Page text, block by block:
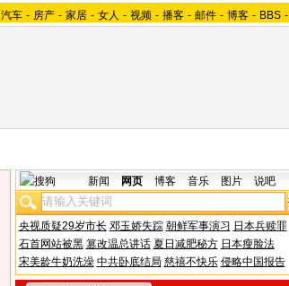
汽车 - 房产 - 家居 - 女人 - 视频 - 播客 - 邮件 - 博客 - BBS -
新闻 网页 博客 音乐 图片 说吧
央视质疑29岁市长 邓玉娇失踪 朝鲜军事演习 日本兵赎罪
石首网站被黑 篡改温总讲话 夏日减肥秘方 日本瘦脸法
宋美龄牛奶洗澡 中共卧底结局 慈禧不快乐 侵略中国报告